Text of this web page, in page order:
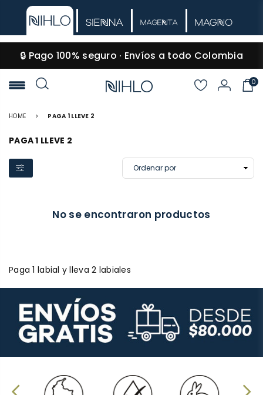
🔒 Pago 100% seguro · Envíos a todo Colombia
NIHLO
0
HOME > PAGA 1 LLEVE 2
PAGA 1 LLEVE 2
No se encontraron productos
Paga 1 labial y lleva 2 labiales